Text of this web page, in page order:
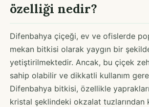
özelliği nedir?
Difenbahya çiçeği, ev ve ofislerde
mekan bitkisi olarak yaygın bir
yetiştirilmektedir. Ancak, bu çiçek
sahip olabilir ve dikkatli kullanım
Difenbahya bitkisi, özellikle
kristal şeklindeki okzalat tuzlarından